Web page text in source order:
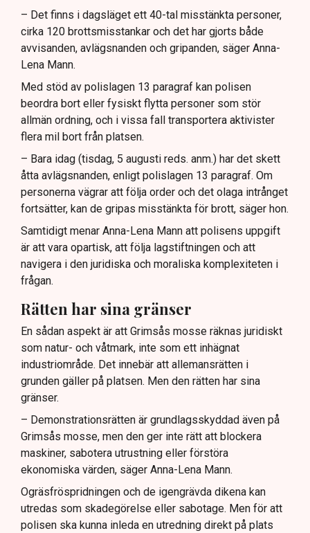
– Det finns i dagsläget ett 40-tal misstänkta personer,
cirka 120 brottsmisstankar och det har gjorts både
avvisanden, avlägsnanden och gripanden, säger Anna-
Lena Mann.
Med stöd av polislagen 13 paragraf kan polisen
beordra bort eller fysiskt flytta personer som stör
allmän ordning, och i vissa fall transportera aktivister
flera mil bort från platsen.
– Bara idag (tisdag, 5 augusti reds. anm.) har det skett
åtta avlägsnanden, enligt polislagen 13 paragraf. Om
personerna vägrar att följa order och det olaga intrånget
fortsätter, kan de gripas misstänkta för brott, säger hon.
Samtidigt menar Anna-Lena Mann att polisens uppgift
är att vara opartisk, att följa lagstiftningen och att
navigera i den juridiska och moraliska komplexiteten i
frågan.
Rätten har sina gränser
En sådan aspekt är att Grimsås mosse räknas juridiskt
som natur- och våtmark, inte som ett inhägnat
industriområde. Det innebär att allemansrätten i
grunden gäller på platsen. Men den rätten har sina
gränser.
– Demonstrationsrätten är grundlagsskyddad även på
Grimsås mosse, men den ger inte rätt att blockera
maskiner, sabotera utrustning eller förstöra
ekonomiska värden, säger Anna-Lena Mann.
Ogräsfröspridningen och de igengrävda dikena kan
utredas som skadegörelse eller sabotage. Men för att
polisen ska kunna inleda en utredning direkt på plats